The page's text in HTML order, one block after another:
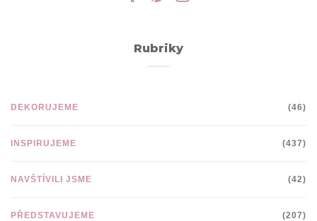
Rubriky
DEKORUJEME (46)
INSPIRUJEME (437)
NAVŠTÍVILI JSME (42)
PŘEDSTAVUJEME (207)